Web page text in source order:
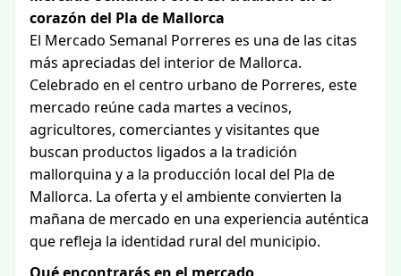
corazón del Pla de Mallorca
El Mercado Semanal Porreres es una de las citas
más apreciadas del interior de Mallorca.
Celebrado en el centro urbano de Porreres, este
mercado reúne cada martes a vecinos,
agricultores, comerciantes y visitantes que
buscan productos ligados a la tradición
mallorquina y a la producción local del Pla de
Mallorca. La oferta y el ambiente convierten la
mañana de mercado en una experiencia auténtica
que refleja la identidad rural del municipio.